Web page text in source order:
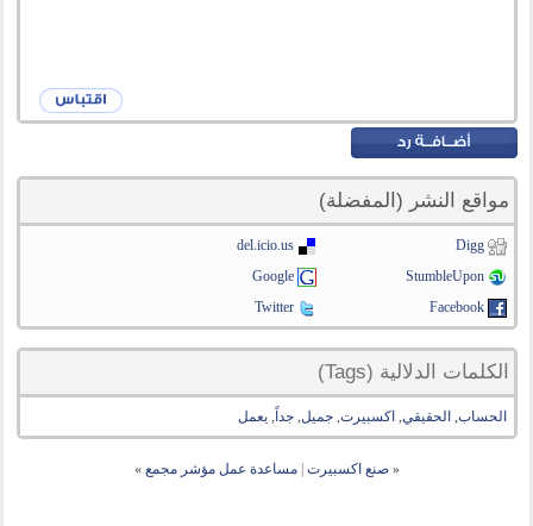
مواقع النشر (المفضلة)
Digg
del.icio.us
StumbleUpon
Google
Facebook
Twitter
الكلمات الدلالية (Tags)
الحساب, الحقيقي, اكسبيرت,جميل,جداً ,يعمل
« صنع اكسبيرت |مساعدة عمل مؤشر مجمع »